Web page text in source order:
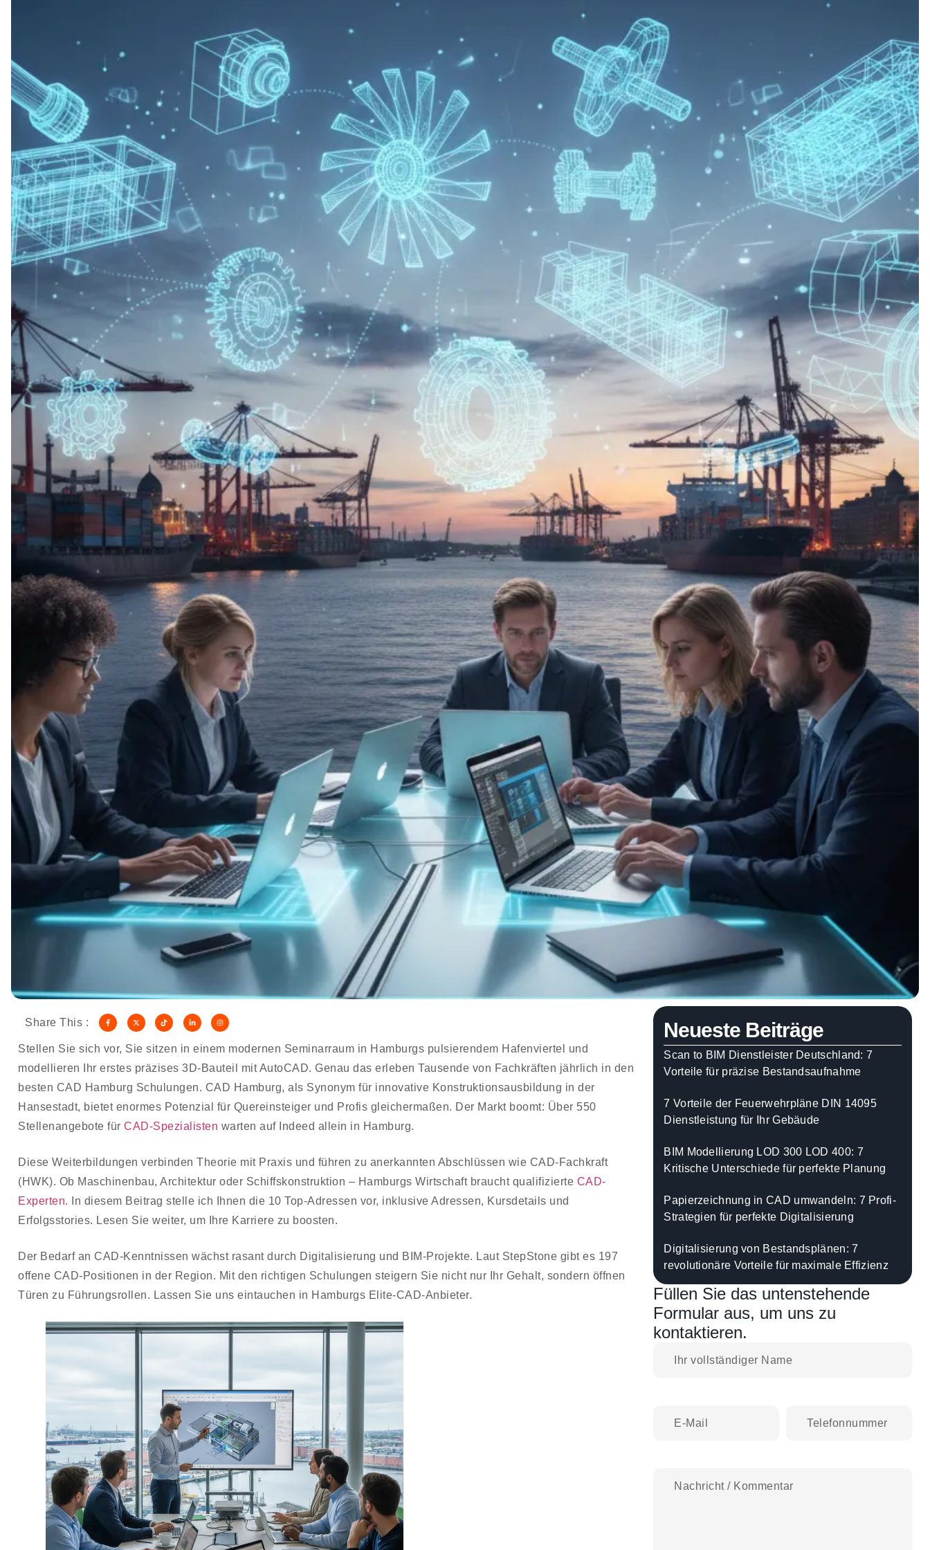
BIM Dienstleistungen
Technische
Dokumentation
Professionelle
Visualisierung
Reverse Engineering
Share This :
Stellen Sie sich vor, Sie sitzen in einem modernen Seminarraum in Hamburgs pulsierendem Hafenviertel und
modellieren Ihr erstes präzises 3D-Bauteil mit AutoCAD. Genau das erleben Tausende von Fachkräften jährlich in den
besten CAD Hamburg Schulungen. CAD Hamburg, als Synonym für innovative Konstruktionsausbildung in der
Hansestadt, bietet enormes Potenzial für Quereinsteiger und Profis gleichermaßen. Der Markt boomt: Über 550
Stellenangebote für CAD-Spezialisten warten auf Indeed allein in Hamburg.
Diese Weiterbildungen verbinden Theorie mit Praxis und führen zu anerkannten Abschlüssen wie CAD-Fachkraft
(HWK). Ob Maschinenbau, Architektur oder Schiffskonstruktion – Hamburgs Wirtschaft braucht qualifizierte CAD-
Experten. In diesem Beitrag stelle ich Ihnen die 10 Top-Adressen vor, inklusive Adressen, Kursdetails und
Erfolgsstories. Lesen Sie weiter, um Ihre Karriere zu boosten.
Der Bedarf an CAD-Kenntnissen wächst rasant durch Digitalisierung und BIM-Projekte. Laut StepStone gibt es 197
offene CAD-Positionen in der Region. Mit den richtigen Schulungen steigern Sie nicht nur Ihr Gehalt, sondern öffnen
Türen zu Führungsrollen. Lassen Sie uns eintauchen in Hamburgs Elite-CAD-Anbieter.
Neueste Beiträge
Scan to BIM Dienstleister Deutschland: 7
Vorteile für präzise Bestandsaufnahme
7 Vorteile der Feuerwehrpläne DIN 14095
Dienstleistung für Ihr Gebäude
BIM Modellierung LOD 300 LOD 400: 7
Kritische Unterschiede für perfekte Planung
Papierzeichnung in CAD umwandeln: 7 Profi-
Strategien für perfekte Digitalisierung
Digitalisierung von Bestandsplänen: 7
revolutionäre Vorteile für maximale Effizienz
Füllen Sie das untenstehende
Formular aus, um uns zu
kontaktieren.